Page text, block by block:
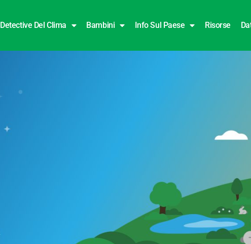
Detective Del Clima Bambini Info Sul Paese Risorse